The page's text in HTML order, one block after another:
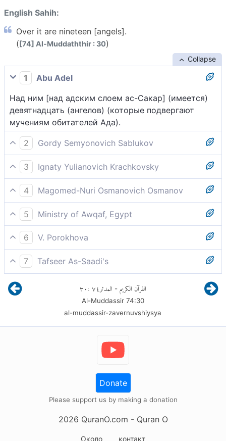
English Sahih:
Over it are nineteen [angels].
([74] Al-Muddaththir : 30)
Collapse
1
Abu Adel
Над ним [над адским слоем ас-Сакар] (имеется)
девятнадцать (ангелов) (которые подвергают
мучениям обитателей Ада).
2
Gordy Semyonovich Sablukov
При нем девятнадцать.
3
Ignaty Yulianovich Krachkovsky
Над ним - девятнадцать.
4
Magomed-Nuri Osmanovich Osmanov
А [истопников] для него - девятнадцать [ангелов].
5
Ministry of Awqaf, Egypt
Забота об адском огне и наказании его
обитателей поручено девятнадцати (ангелам).
6
V. Porokhova
Над ним же - девятнадцать (стражей).
7
Tafseer As-Saadi's
Их (ангелов) над ней - девятнадцать.
Речь идет об адских стражах - суровых и сильных
ангелах, которые не отступают от повелений
Аллаха и исполняют все, что им велят.
القرآن الكريم - المدثر٧٤:٣٠
Al-Muddassir74:30
al-muddassir-zavernuvshiysya
Donate
Please support us by making a donation
2026 QuranO.com - Quran O
Около контакт